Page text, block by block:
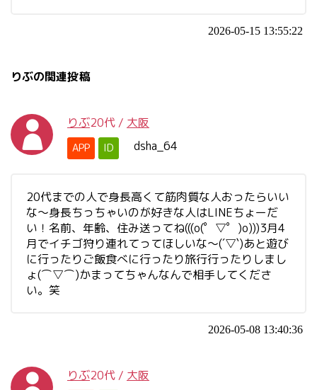
2026-05-15 13:55:22
りぶの関連投稿
りぶ20代 / 大阪
APP ID dsha_64
20代までの人で身長高くて筋肉質な人おったらいい
な〜身長ちっちゃいのが好きな人はLINEちょーだ
い！名前、年齢、住み送ってね(((o(゜▽゜)o)))3月4
月でイチゴ狩り連れてってほしいな〜(´▽`)あと遊び
に行ったりご飯食べに行ったり旅行行ったりしまし
ょ(⌒▽⌒)かまってちゃんなんで相手してくださ
い。笑
2026-05-08 13:40:36
りぶ20代 / 大阪